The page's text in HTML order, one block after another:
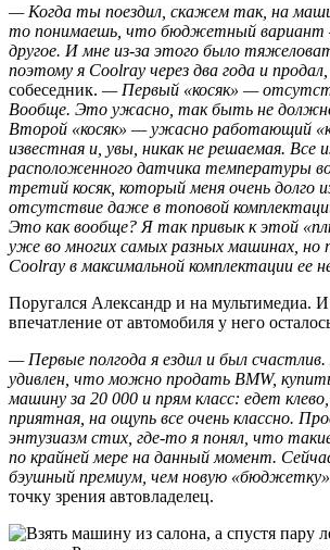
— Когда ты поездил, скажем так, на
то понимаешь, что бюджетный вариант
другое. И мне из-за этого было
поэтому я Coolray через два года и продал,
собеседник. — Первый «косяк» —
Вообще. Это ужасно, так быть не
Второй «косяк» — ужасно работающий
известная и, увы, никак не решаемая. Все
расположенного датчика температуры
третий косяк, который меня очень долго
отсутствие даже в топовой
Это как вообще? Я так привык к этой
уже во многих самых разных машинах, но
Coolray в максимальной комплектации ее
Поругался Александр и на мультимедиа.
впечатление от автомобиля у него
— Первые полгода я ездил и был
удивлен, что можно продать BMW,
машину за 20 000 и прям класс: едет
приятная, на ощупь все очень классно.
энтузиазм стих, где-то я понял, что
по крайней мере на данный момент.
бэушный премиум, чем новую
точку зрения автовладелец.